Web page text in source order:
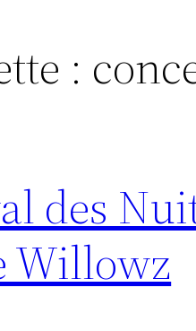
:
des
Willowz